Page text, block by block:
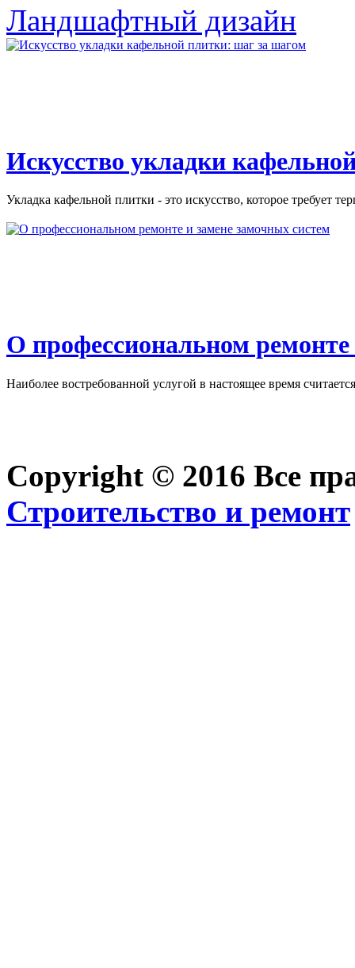
Ландшафтный дизайн
Искусство укладки
Укладка кафельной плитки - это искусство, которое требует
О профессиональном
Наиболее востребованной услугой в настоящее время
Copyright © 2016 Все
Строительство и ремонт